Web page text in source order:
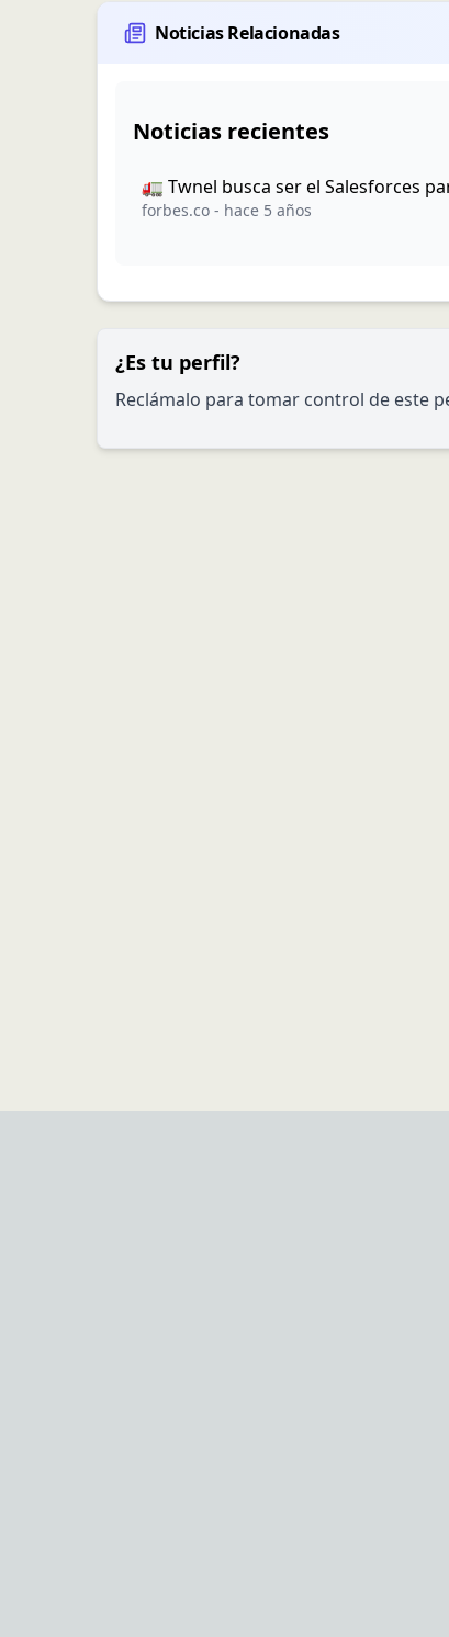
Noticias Relacionadas
Noticias recientes
🚛 Twnel busca ser el Salesforces
forbes.co - hace 5 años
¿Es tu perfil?
Reclámalo para tomar control de este